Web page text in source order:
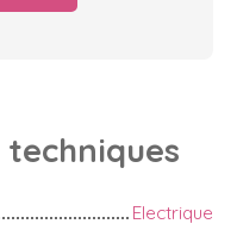
techniques
Electrique